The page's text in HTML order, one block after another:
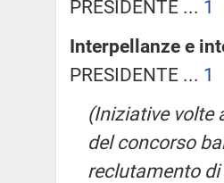
PRESIDENTE ... 1
Interpellanze e
PRESIDENTE ... 1
(Iniziative volte
del concorso
reclutamento